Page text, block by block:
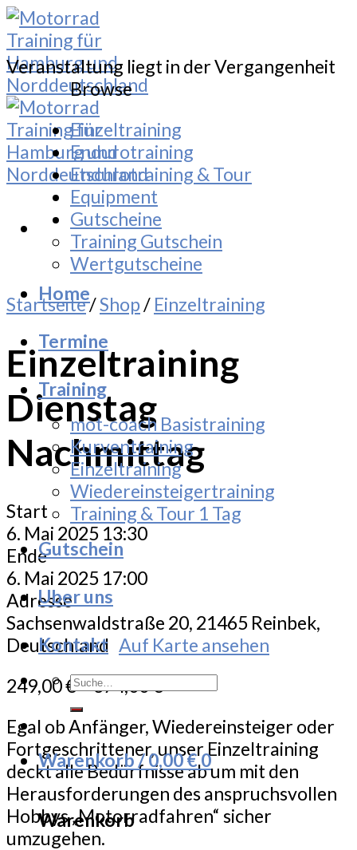
Skip
to
content
Home
Termine
Training
mot-coach Basistraining
Kurventraining
Einzeltraining
Wiedereinsteigertraining
Training & Tour 1 Tag
Gutschein
Uber uns
Kontakt
Suche
Warenkorb /0,00€0
Warenkorb
Veranstaltung liegt in der Vergangenheit
Startseite/Shop/ Einzeltraining
Einzeltraining
Dienstag
Nachmittag
Start
6. Mai 2025 13:30
Ende
6. Mai 2025 17:00
Adresse
Sachsenwaldstraße 20, 21465 Reinbek,
Deutschland Auf Karte ansehen
249,00€–374,00€
Egal ob Anfänger, Wiedereinsteiger oder
Fortgeschrittener, unser Einzeltraining
deckt alle Bedürfnisse ab um mit den
Herausforderungen des anspruchsvollen
Hobbys „Motorradfahren“ sicher
umzugehen.
Browse
Einzeltraining
Endurotraining
Endurotraining & Tour
Equipment
Gutscheine
Training Gutschein
Wertgutscheine